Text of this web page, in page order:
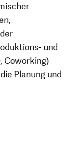
und
Coworking)
Planung und